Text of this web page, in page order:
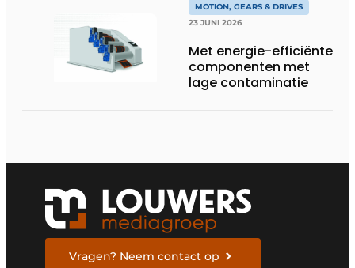
MOTION, GEARS & DRIVES
23 JUNI 2026
Met energie-efficiënte
componenten met
lage contaminatie
Vragen? Neem contact op